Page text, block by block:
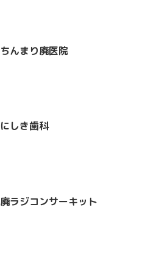
ちんまり廃医院
にしき歯科
廃ラジコンサーキット